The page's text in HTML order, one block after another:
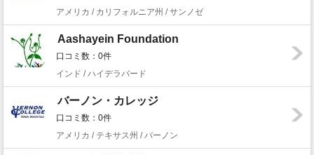
アメリカ / カリフォルニア州 / サンノゼ
Aashayein Foundation
口コミ数：0件
インド / ハイデラバード
バーノン・カレッジ
口コミ数：0件
アメリカ / テキサス州 / バーノン